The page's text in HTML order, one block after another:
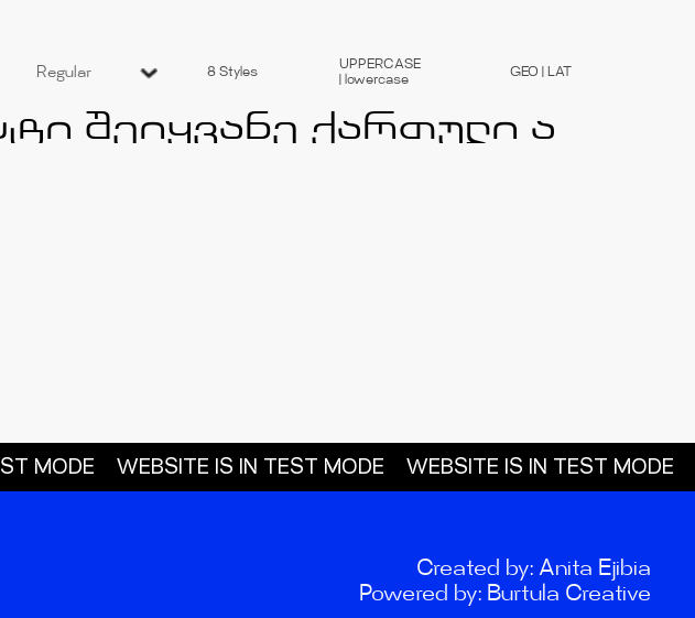
Regular 8 Styles
UPPERCASE
| lowercase
GEO | LAT
WEBSITE IS IN TEST MODE WEBSITE IS IN TEST MODE
Created by: Anita Ejibia
Powered by: Burtula Creative